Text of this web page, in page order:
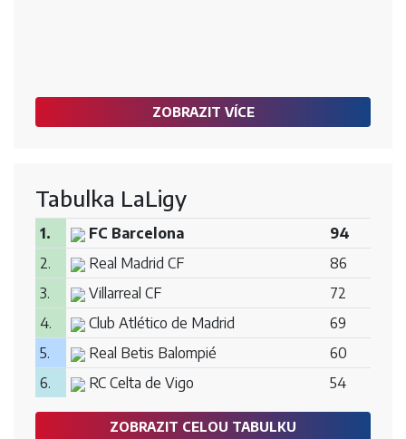
ZOBRAZIT VÍCE
Tabulka LaLigy
1. FC Barcelona
94
2.
Real Madrid CF
86
3.
Villarreal CF
72
4.
Club Atlético de Madrid
69
5.
Real Betis Balompié
60
6.
RC Celta de Vigo 54
ZOBRAZIT CELOU TABULKU